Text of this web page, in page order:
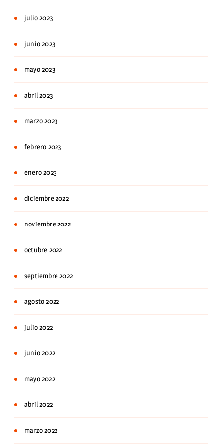
julio 2023
junio 2023
mayo 2023
abril 2023
marzo 2023
febrero 2023
enero 2023
diciembre 2022
noviembre 2022
octubre 2022
septiembre 2022
agosto 2022
julio 2022
junio 2022
mayo 2022
abril 2022
marzo 2022